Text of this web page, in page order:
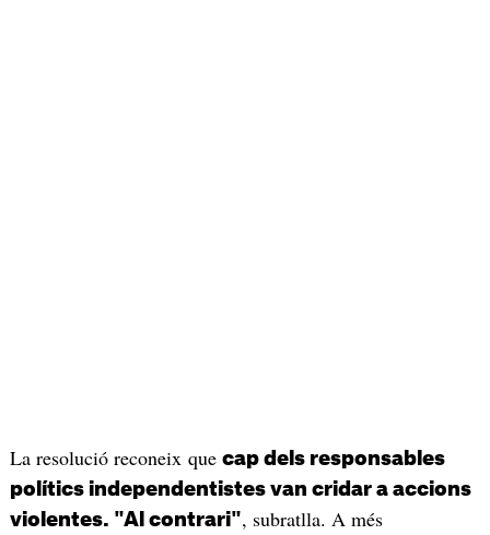
La resolució reconeix que cap dels responsables
polítics independentistes van cridar a accions
violentes. "Al contrari", subratlla. A més